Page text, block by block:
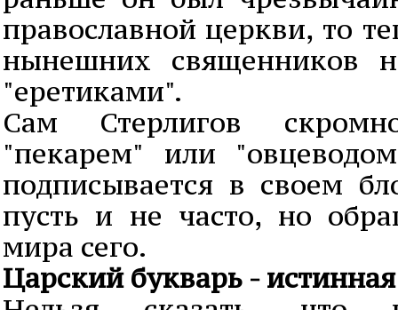
православной церкви, то
нынешних священников
"еретиками".
Сам Стерлигов
"пекарем" или
подписывается в своем
пусть и не часто, но
мира сего.
Царский букварь -